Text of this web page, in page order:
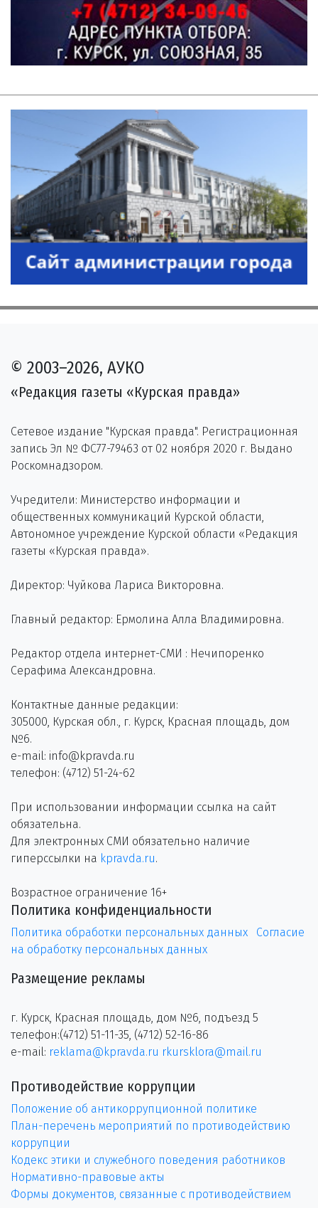
© 2003–2026, АУКО
«Редакция газеты «Курская правда»
Сетевое издание "Курская правда". Регистрационная
запись Эл № ФС77-79463 от 02 ноября 2020 г. Выдано
Роскомнадзором.
Учредители: Министерство информации и
общественных коммуникаций Курской области,
Автономное учреждение Курской области «Редакция
газеты «Курская правда».
Директор: Чуйкова Лариса Викторовна.
Главный редактор: Ермолина Алла Владимировна.
Редактор отдела интернет-СМИ : Нечипоренко
Серафима Александровна.
Контактные данные редакции:
305000, Курская обл., г. Курск, Красная площадь, дом
№6.
e-mail: info@kpravda.ru
телефон: (4712) 51-24-62
При использовании информации ссылка на сайт
обязательна.
Для электронных СМИ обязательно наличие
гиперссылки на kpravda.ru.
Возрастное ограничение 16+
Политика конфиденциальности
Политика обработки персональных данных
Согласие
на обработку персональных данных
Размещение рекламы
г. Курск, Красная площадь, дом №6, подъезд 5
телефон:(4712) 51-11-35, (4712) 52-16-86
e-mail: reklama@kpravda.ru rkursklora@mail.ru
Противодействие коррупции
Положение об антикоррупционной политике
План-перечень мероприятий по противодействию
коррупции
Кодекс этики и служебного поведения работников
Нормативно-правовые акты
Формы документов, связанные с противодействием